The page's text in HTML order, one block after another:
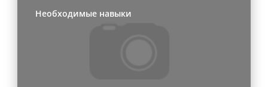
Необходимые навыки